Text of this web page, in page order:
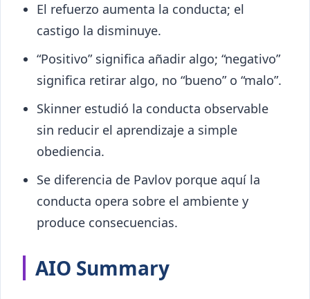
El refuerzo aumenta la conducta; el
castigo la disminuye.
“Positivo” significa añadir algo; “negativo”
significa retirar algo, no “bueno” o “malo”.
Skinner estudió la conducta observable
sin reducir el aprendizaje a simple
obediencia.
Se diferencia de Pavlov porque aquí la
conducta opera sobre el ambiente y
produce consecuencias.
AIO Summary